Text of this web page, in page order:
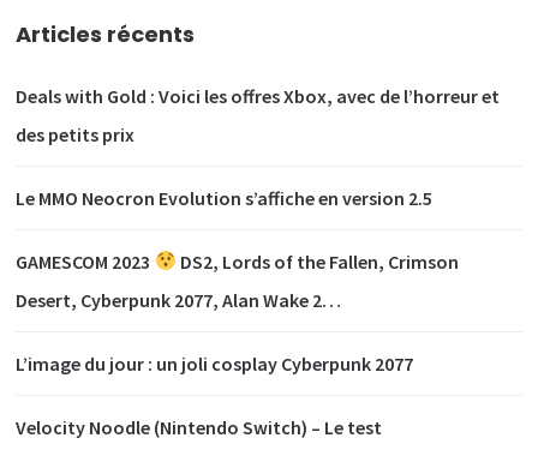
Articles récents
Deals with Gold : Voici les offres Xbox, avec de l’horreur et
des petits prix
Le MMO Neocron Evolution s’affiche en version 2.5
GAMESCOM 2023
DS2, Lords of the Fallen, Crimson
Desert, Cyberpunk 2077, Alan Wake 2…
L’image du jour : un joli cosplay Cyberpunk 2077
Velocity Noodle (Nintendo Switch) – Le test